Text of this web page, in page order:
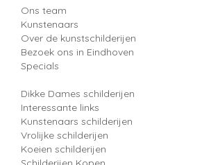
Ons team
Kunstenaars
Over de kunstschilderijen
Bezoek ons in Eindhoven
Specials
Dikke Dames schilderijen
Interessante links
Kunstenaars schilderijen
Vrolijke schilderijen
Koeien schilderijen